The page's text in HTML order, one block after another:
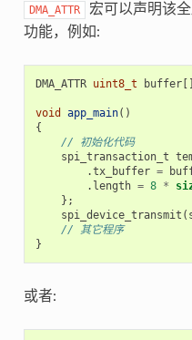
DMA_ATTR
宏可以声明该
功能，例如:
DMA_ATTR uint8_t buffer[]
void app_main()
{
// 初始化代码
spi_transaction_t
.tx_buffer =
. length = 8 *
};
spi_device_transmit (
// 其它程序
}
或者: